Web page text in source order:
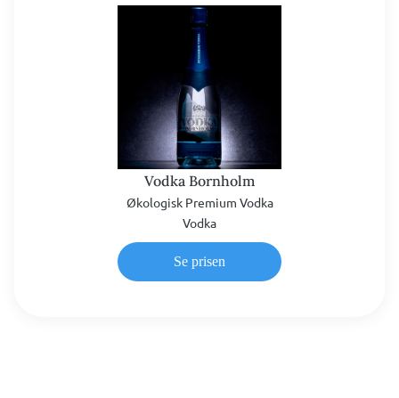
Vodka Bornholm
Økologisk Premium Vodka
Vodka
Se prisen